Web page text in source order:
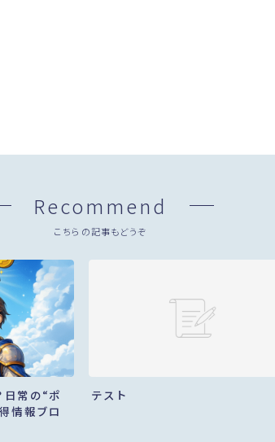
Recommend
こちらの記事もどうぞ
日常の“ポ
情報ブロ
テスト